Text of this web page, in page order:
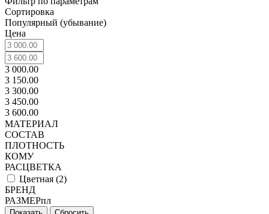
Сортировка
Популярный (убывание)
Цена
3 000.00
3 150.00
3 300.00
3 450.00
3 600.00
МАТЕРИАЛ
СОСТАВ
ПЛОТНОСТЬ
КОМУ
РАСЦВЕТКА
Цветная (2)
БРЕНД
РАЗМЕРпл